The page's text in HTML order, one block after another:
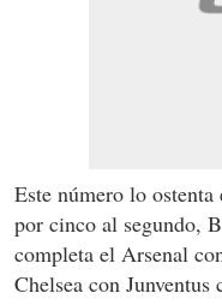
Este número lo
por cinco al segundo,
completa el Arsenal
Chelsea con